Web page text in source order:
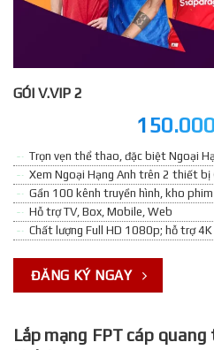
GÓI V.VIP 2
Trọn vẹn thể thao, đặc biệt Ngoại
Xem Ngoại Hạng Anh trên 2 thiết
Gần 100 kênh truyền hình, kho
Hỗ trợ TV, Box, Mobile, Web
Chất lượng Full HD 1080p; hỗ trợ
ĐĂNG KÝ NGAY
Lắp mạng FPT cáp